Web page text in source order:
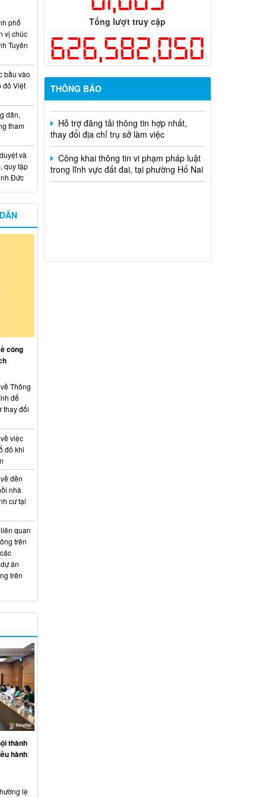
Tổng lượt truy cập
626,582,050
THÔNG BÁO
Kế hoạch Thông tin, tuyên truyền triển
khai Kế hoạch Khám sức khỏe định kỳ
hoặc khám sàng lọc miễn phí ít nhất mỗi
năm một lần cho người dân trên địa bàn
Hỗ trợ đăng tải thông tin hợp nhất,
Công khai thông tin vi phạm pháp luật
trong lĩnh vực đất đai, tại phường Hố Nai
phố
vị chúc
Tuyên
bầu vào
đỏ Việt
dân,
tham
và
quy tập
Đức
công
Thông
để
thay đổi
việc
đỏ khi
đền
nhà
cư tại
quan
trên
án
trên
thành
hành
lệ